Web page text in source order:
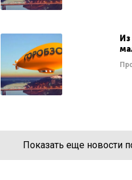
Показать еще новости